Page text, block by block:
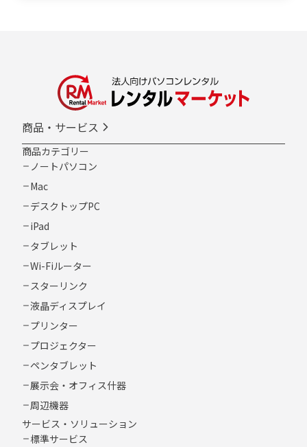
商品・サービス
商品カテゴリー
ノートパソコン
Mac
デスクトップPC
iPad
タブレット
Wi-Fiルーター
スターリンク
液晶ディスプレイ
プリンター
プロジェクター
ペンタブレット
展示会・オフィス什器
周辺機器
サービス・ソリューション
標準サービス